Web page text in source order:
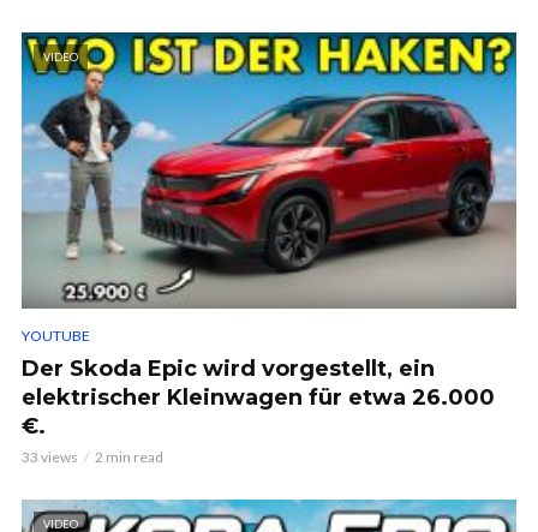
VIDEO
YOUTUBE
Der Skoda Epic wird vorgestellt, ein
elektrischer Kleinwagen für etwa 26.000
€.
33 views 2 min read
VIDEO